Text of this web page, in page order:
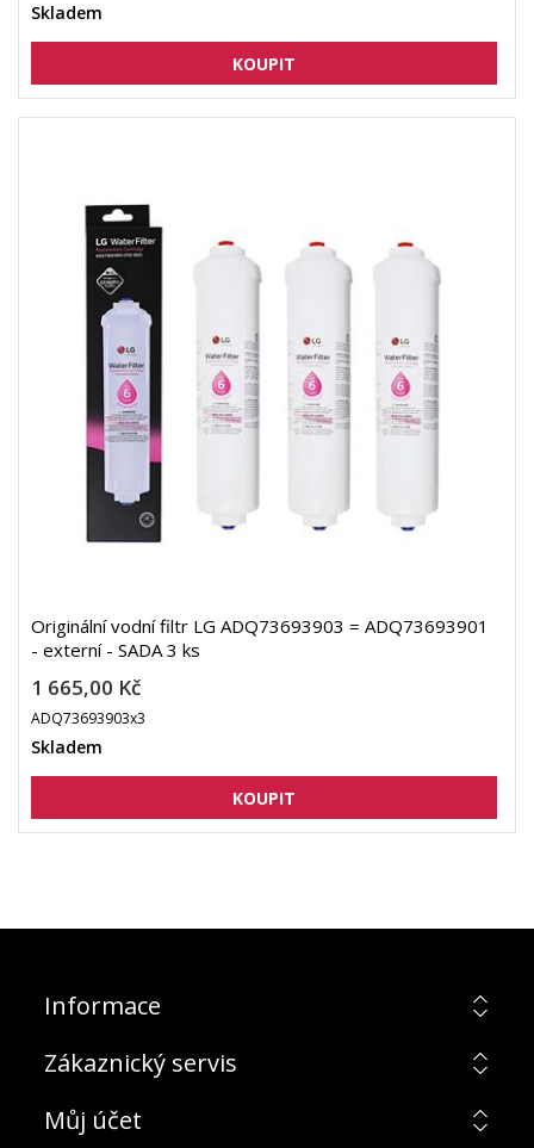
Skladem
Originální vodní filtr LG ADQ73693903 = ADQ73693901
- externí - SADA 3 ks
1 665,00 Kč
ADQ73693903x3
Skladem
Informace
Zákaznický servis
Můj účet